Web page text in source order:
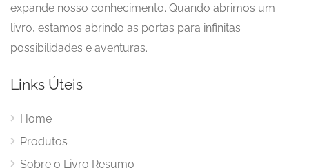
expande nosso conhecimento. Quando abrimos um
livro, estamos abrindo as portas para infinitas
possibilidades e aventuras.
Links Úteis
Home
Produtos
Sobre o Livro Resumo